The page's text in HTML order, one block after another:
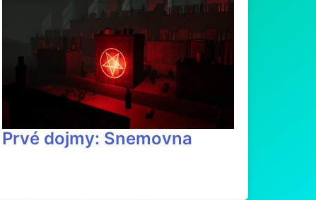
Prvé dojmy: Snemovna